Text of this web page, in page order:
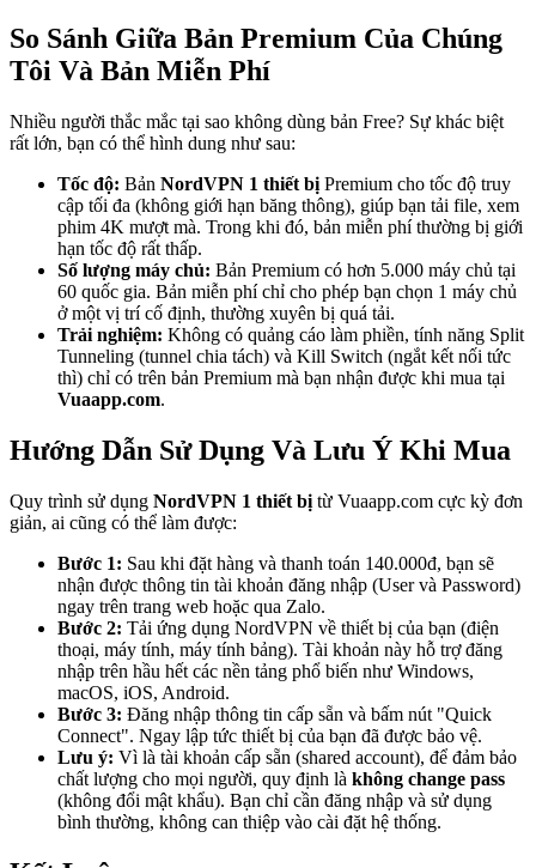
So Sánh Giữa Bản Premium Của Chúng
Tôi Và Bản Miễn Phí
Nhiều người thắc mắc tại sao không dùng bản Free? Sự khác biệt
rất lớn, bạn có thể hình dung như sau:
Tốc độ: Bản NordVPN 1 thiết bị Premium cho tốc độ truy
cập tối đa (không giới hạn băng thông), giúp bạn tải file, xem
phim 4K mượt mà. Trong khi đó, bản miễn phí thường bị giới
hạn tốc độ rất thấp.
Số lượng máy chủ: Bản Premium có hơn 5.000 máy chủ tại
60 quốc gia. Bản miễn phí chỉ cho phép bạn chọn 1 máy chủ
ở một vị trí cố định, thường xuyên bị quá tải.
Trải nghiệm: Không có quảng cáo làm phiền, tính năng Split
Tunneling (tunnel chia tách) và Kill Switch (ngắt kết nối tức
thì) chỉ có trên bản Premium mà bạn nhận được khi mua tại
Vuaapp.com.
Hướng Dẫn Sử Dụng Và Lưu Ý Khi Mua
Quy trình sử dụng NordVPN 1 thiết bị từ Vuaapp.com cực kỳ đơn
giản, ai cũng có thể làm được:
Bước 1: Sau khi đặt hàng và thanh toán 140.000đ, bạn sẽ
nhận được thông tin tài khoản đăng nhập (User và Password)
ngay trên trang web hoặc qua Zalo.
Bước 2: Tải ứng dụng NordVPN về thiết bị của bạn (điện
thoại, máy tính, máy tính bảng). Tài khoản này hỗ trợ đăng
nhập trên hầu hết các nền tảng phổ biến như Windows,
macOS, iOS, Android.
Bước 3: Đăng nhập thông tin cấp sẵn và bấm nút "Quick
Connect". Ngay lập tức thiết bị của bạn đã được bảo vệ.
Lưu ý: Vì là tài khoản cấp sẵn (shared account), để đảm bảo
chất lượng cho mọi người, quy định là không change pass
(không đổi mật khẩu). Bạn chỉ cần đăng nhập và sử dụng
bình thường, không can thiệp vào cài đặt hệ thống.